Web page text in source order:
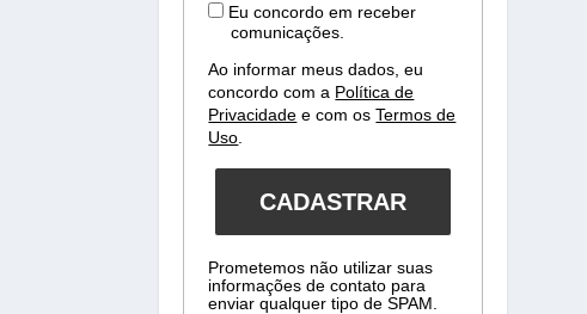
Eu concordo em receber
comunicações.
Ao informar meus dados, eu
concordo com a Política de
Privacidade e com osTermos de
Uso
CADASTRAR
Prometemos não utilizar suas
informações de contato para
enviar qualquer tipo de SPAM.